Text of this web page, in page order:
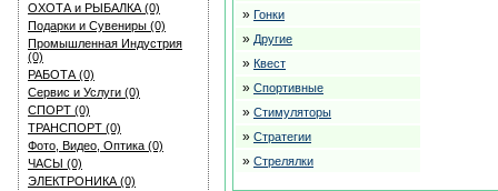
ОХОТА и РЫБАЛКА (0)
Подарки и Сувениры (0)
Промышленная Индустрия
(0)
РАБОТА (0)
Сервис и Услуги (0)
СПОРТ (0)
ТРАНСПОРТ (0)
Фото, Видео, Оптика (0)
ЧАСЫ (0)
ЭЛЕКТРОНИКА (0)
» Гонки
» Другие
» Квест
» Спортивные
» Стимуляторы
» Стратегии
» Стрелялки